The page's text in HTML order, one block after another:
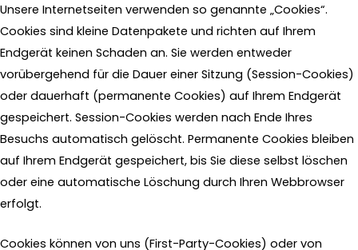
Unsere Internetseiten verwenden so genannte „Cookies“.
Cookies sind kleine Datenpakete und richten auf Ihrem
Endgerät keinen Schaden an. Sie werden entweder
vorübergehend für die Dauer einer Sitzung (Session-Cookies)
oder dauerhaft (permanente Cookies) auf Ihrem Endgerät
gespeichert. Session-Cookies werden nach Ende Ihres
Besuchs automatisch gelöscht. Permanente Cookies bleiben
auf Ihrem Endgerät gespeichert, bis Sie diese selbst löschen
oder eine automatische Löschung durch Ihren Webbrowser
erfolgt.
Cookies können von uns (First-Party-Cookies) oder von